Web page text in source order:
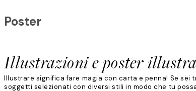
Illustrazioni e poster
Poster
Illustrare significa fare magia con carta e penna! Se
soggetti selezionati con diversi stili in modo che tu